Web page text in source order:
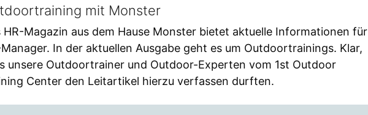
mit Monster
HR-Magazin aus dem Hause Monster bietet aktuelle Informationen für
In der aktuellen Ausgabe geht es um Outdoortrainings. Klar,
unsere Outdoortrainer und Outdoor-Experten vom 1st Outdoor
Center den Leitartikel hierzu verfassen durften.